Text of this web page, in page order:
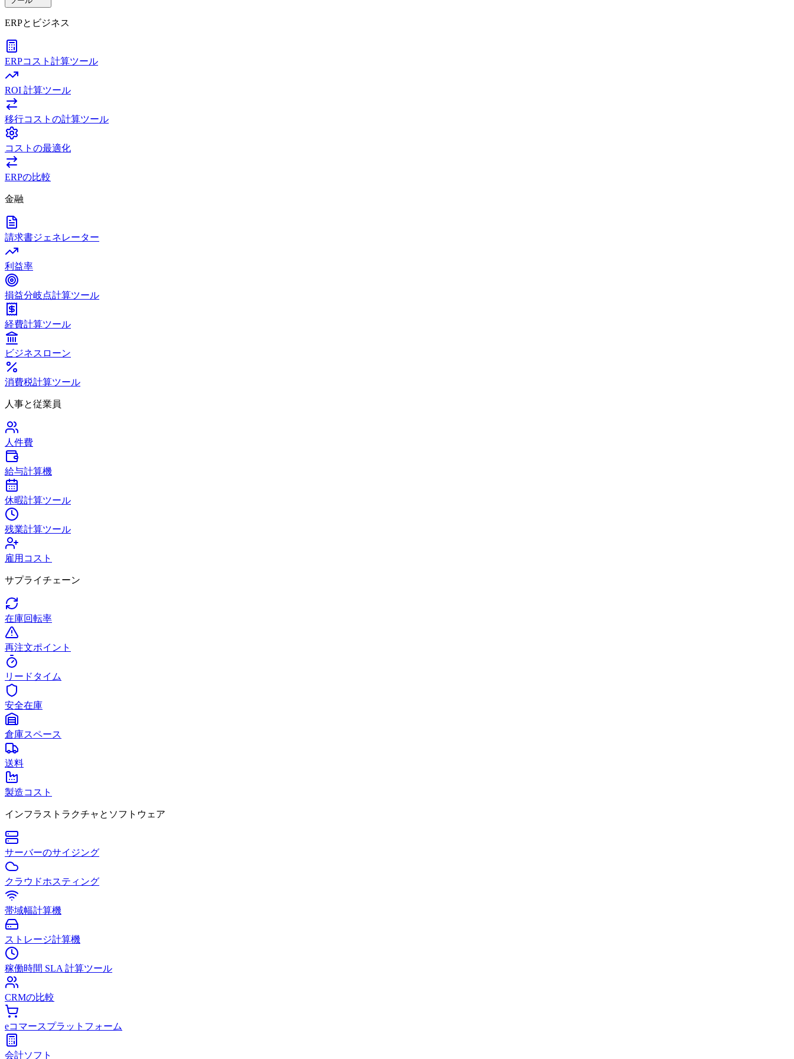
ERPとビジネス
ERPコスト計算ツール
ROI 計算ツール
移行コストの計算ツール
コストの最適化
ERPの比較
金融
請求書ジェネレーター
利益率
損益分岐点計算ツール
経費計算ツール
ビジネスローン
消費税計算ツール
人事と従業員
人件費
給与計算機
休暇計算ツール
残業計算ツール
雇用コスト
サプライチェーン
在庫回転率
再注文ポイント
リードタイム
安全在庫
倉庫スペース
送料
製造コスト
インフラストラクチャとソフトウェア
サーバーのサイジング
クラウドホスティング
帯域幅計算機
ストレージ計算機
稼働時間 SLA 計算ツール
CRMの比較
eコマースプラットフォーム
会計ソフト